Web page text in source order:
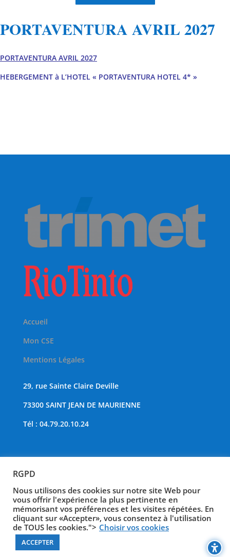
PORTAVENTURA AVRIL 2027
PORTAVENTURA AVRIL 2027
HEBERGEMENT à L’HOTEL « PORTAVENTURA HOTEL 4* »
Accueil
Mon CSE
Mentions Légales
29, rue Sainte Claire Deville
73300 SAINT JEAN DE MAURIENNE
Tél : 04.79.20.10.24
Maurienne.
Site internet réalisé par l’agence de communication
Alpine COM’.
RGPD
Nous utilisons des cookies sur notre site Web pour
vous offrir l'expérience la plus pertinente en
mémorisant vos préférences et les visites répétées. En
cliquant sur «Accepter», vous consentez à l'utilisation
de TOUS les cookies."> Choisir vos cookies
ACCEPTER